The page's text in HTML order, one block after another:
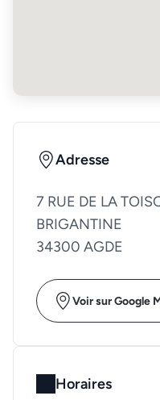
Adresse
7 RUE DE LA
BRIGANTINE
34300 AGDE
Voir sur Google
Horaires